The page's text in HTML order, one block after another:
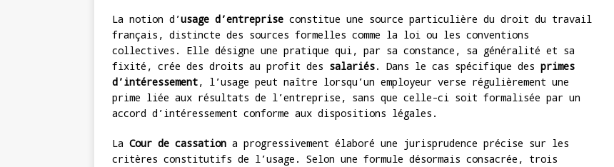
La notion d’usage d’entreprise constitue une source particulière du droit du travail
français, distincte des sources formelles comme la loi ou les conventions
collectives. Elle désigne une pratique qui, par sa constance, sa généralité et sa
fixité, crée des droits au profit des salariés. Dans le cas spécifique des primes
d’intéressement, l’usage peut naître lorsqu’un employeur verse régulièrement une
prime liée aux résultats de l’entreprise, sans que celle-ci soit formalisée par un
accord d’intéressement conforme aux dispositions légales.
La Cour de cassation a progressivement élaboré une jurisprudence précise sur les
critères constitutifs de l’usage. Selon une formule désormais consacrée, trois